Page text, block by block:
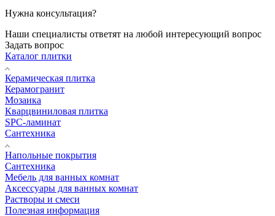
Нужна консультация?
Наши специалисты ответят на любой интересующий вопрос
Задать вопрос
Каталог плитки
Керамическая плитка
Керамогранит
Мозаика
Кварцвиниловая плитка
SPC-ламинат
Сантехника
Напольные покрытия
Сантехника
Мебель для ванных комнат
Аксессуары для ванных комнат
Растворы и смеси
Полезная информация